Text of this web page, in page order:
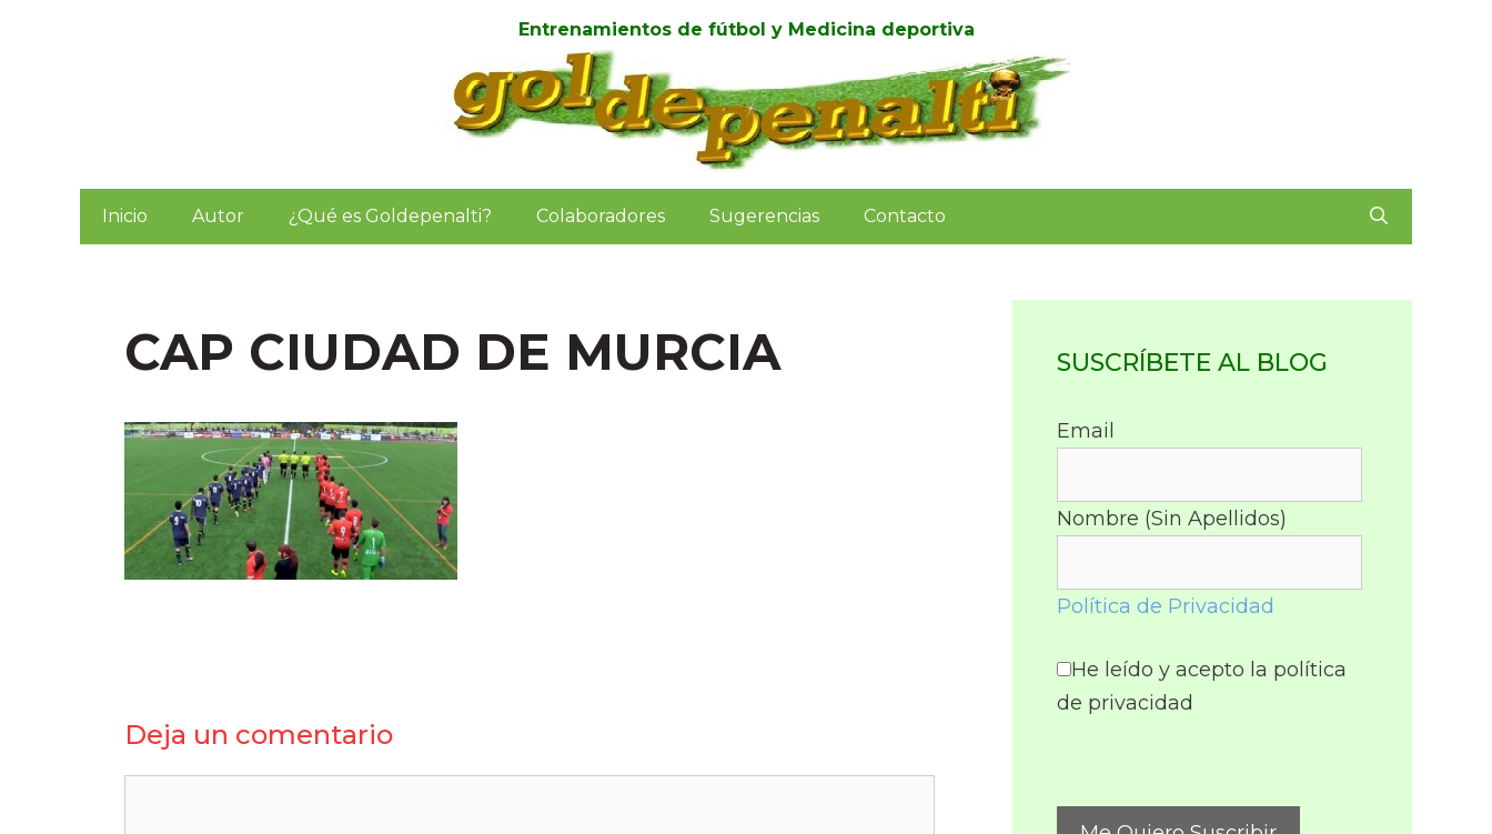
Entrenamientos de fútbol y Medicina deportiva
Inicio Autor ¿Qué es Goldepenalti? Colaboradores Sugerencias Contacto
CAP CIUDAD DE MURCIA
Deja un comentario
SUSCRÍBETE AL BLOG
Email
Nombre (Sin Apellidos)
Política de Privacidad
He leído y acepto la política
de privacidad